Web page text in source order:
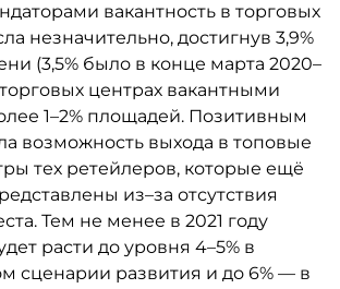
вакантность в торговых
незначительно, достигнув 3,9%
(3,5% было в конце марта 2020–
центрах вакантными
1–2% площадей. Позитивным
возможность выхода в топовые
тех ретейлеров, которые ещё
из–за отсутствия
Тем не менее в 2021 году
расти до уровня 4–5% в
сценарии развития и до 6% — в